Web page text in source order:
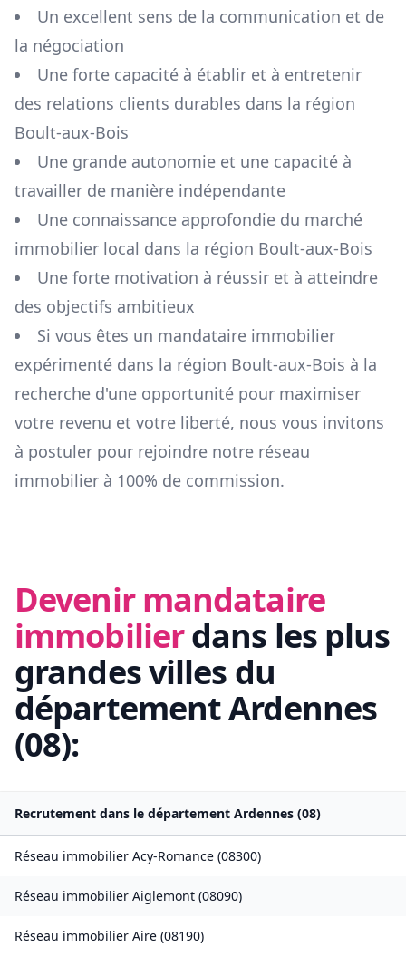
Un excellent sens de la communication et de
la négociation
Une forte capacité à établir et à entretenir
des relations clients durables dans la région
Boult-aux-Bois
Une grande autonomie et une capacité à
travailler de manière indépendante
Une connaissance approfondie du marché
immobilier local dans la région Boult-aux-Bois
Une forte motivation à réussir et à atteindre
des objectifs ambitieux
Si vous êtes un mandataire immobilier
expérimenté dans la région Boult-aux-Bois à la
recherche d'une opportunité pour maximiser
votre revenu et votre liberté, nous vous invitons
à postuler pour rejoindre notre réseau
immobilier à 100% de commission.
Devenir mandataire
immobilierdans les plus
grandes villes du
départementArdennes
(08):
Recrutement dans le département Ardennes (08)
Réseau immobilier Acy-Romance (08300)
Réseau immobilier Aiglemont (08090)
Réseau immobilier Aire (08190)